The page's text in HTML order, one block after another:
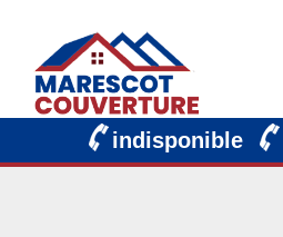
indisponible